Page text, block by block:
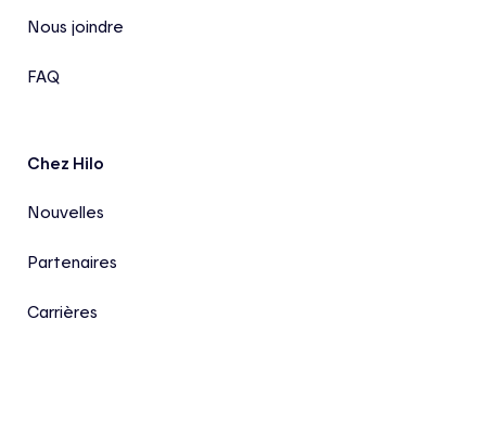
Nous joindre
FAQ
Chez Hilo
Nouvelles
Partenaires
Carrières